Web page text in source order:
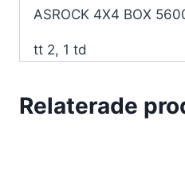
ASROCK 4X4 BOX
tt 2, 1 td
Relaterade